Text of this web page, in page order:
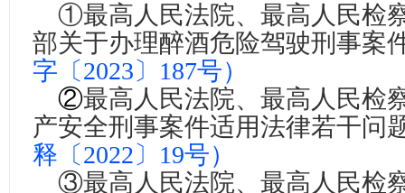
①最高人民法院、最高人民检
部关于办理醉酒危险驾驶刑事案
字〔2023〕187号）
②最高人民法院、最高人民检
产安全刑事案件适用法律若干问
释〔2022〕19号）
③最高人民法院、最高人民检